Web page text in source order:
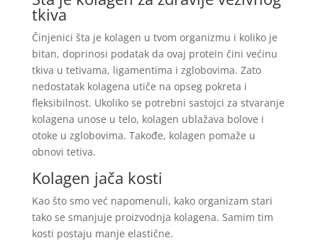
tkiva
Činjenici šta je kolagen u tvom organizmu i koliko je
bitan, doprinosi podatak da ovaj protein čini većinu
tkiva u tetivama, ligamentima i zglobovima. Zato
nedostatak kolagena utiče na opseg pokreta i
fleksibilnost. Ukoliko se potrebni sastojci za stvaranje
kolagena unose u telo, kolagen ublažava bolove i
otoke u zglobovima. Takođe, kolagen pomaže u
obnovi tetiva.
Kolagen jača kosti
Kao što smo već napomenuli, kako organizam stari
tako se smanjuje proizvodnja kolagena. Samim tim
kosti postaju manje elastične.